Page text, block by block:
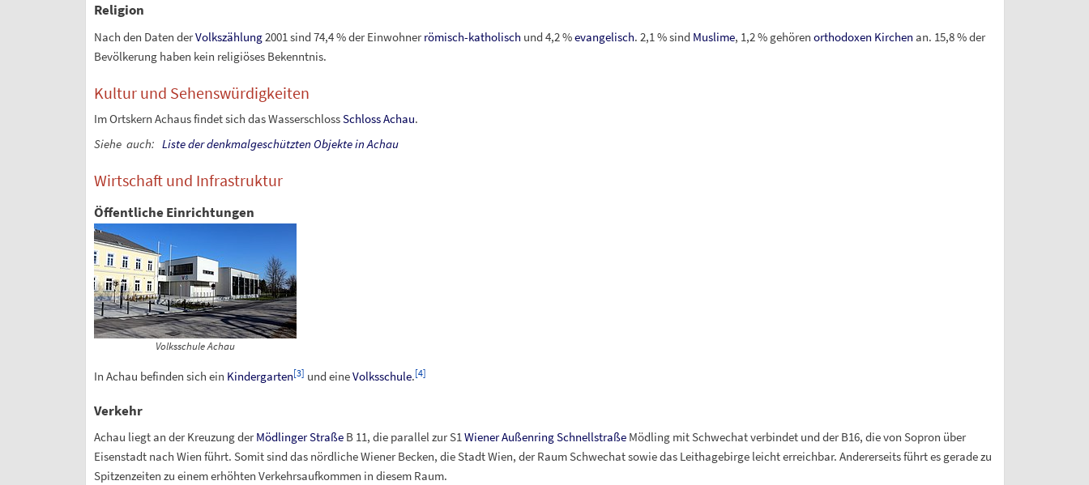
Religion
Nach den Daten derVolkszählung2001 sind 74,4% der Einwohnerrömisch-katholisch und 4,2%evangelisch. 2,1% sind Muslime, 1,2% gehören orthodoxen Kirchen an. 15,8% der
Bevölkerung haben kein religiöses Bekenntnis.
Kultur und Sehenswürdigkeiten
Im Ortskern Achaus findet sich das WasserschlossSchloss Achau.
Siehe auch: Liste der denkmalgeschützten Objekte in Achau
Wirtschaft und Infrastruktur
Öffentliche Einrichtungen
Volksschule Achau
In Achau befinden sich ein Kindergarten[3] und eineVolksschule.[4]
Verkehr
Achau liegt an der Kreuzung derMödlinger StraßeB 11, die parallel zur S1Wiener Außenring SchnellstraßeMödling mit Schwechat verbindet und der B16, die von Sopron über
Eisenstadt nach Wien führt. Somit sind das nördliche Wiener Becken, die Stadt Wien, der Raum Schwechat sowie das Leithagebirge leicht erreichbar. Andererseits führt es gerade zu
Spitzenzeiten zu einem erhöhten Verkehrsaufkommen in diesem Raum.